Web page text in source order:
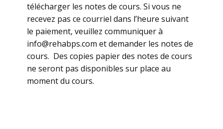
télécharger les notes de cours. Si vous ne
recevez pas ce courriel dans l’heure suivant
le paiement, veuillez communiquer à
info@rehabps.com et demander les notes de
cours. Des copies papier des notes de cours
ne seront pas disponibles sur place au
moment du cours.